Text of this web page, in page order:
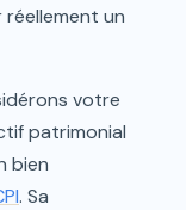
un
votre
patrimonial
bien
. Sa